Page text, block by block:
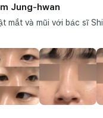
Jung-hwan
mắt và mũi với bác sĩ